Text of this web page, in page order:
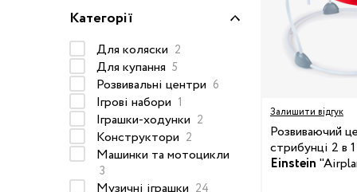
Одяг
Окуляри сонцезахисні
Пелюшки
Піжами та халати
Сукні та спідниці
Термобілизна
Рушники та накидки
Реглани, поло та
сорочки
Категорії
Для коляски 2
Для купання 5
Розвивальні центри 6
Ігрові набори 1
Іграшки-ходунки 2
Конструктори 2
Машинки та мотоцикли
3
24
Залишити відгук
Розвиваючий
стрибунці 2 в 1
Einstein